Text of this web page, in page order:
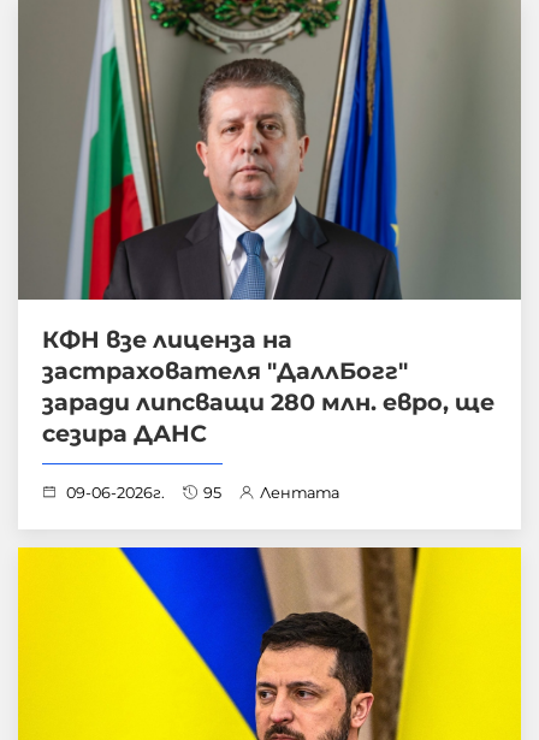
КФН взе лиценза на
застрахователя "ДаллБогг"
заради липсващи 280 млн. евро, ще
сезира ДАНС
09-06-2026г. 95 Лентата